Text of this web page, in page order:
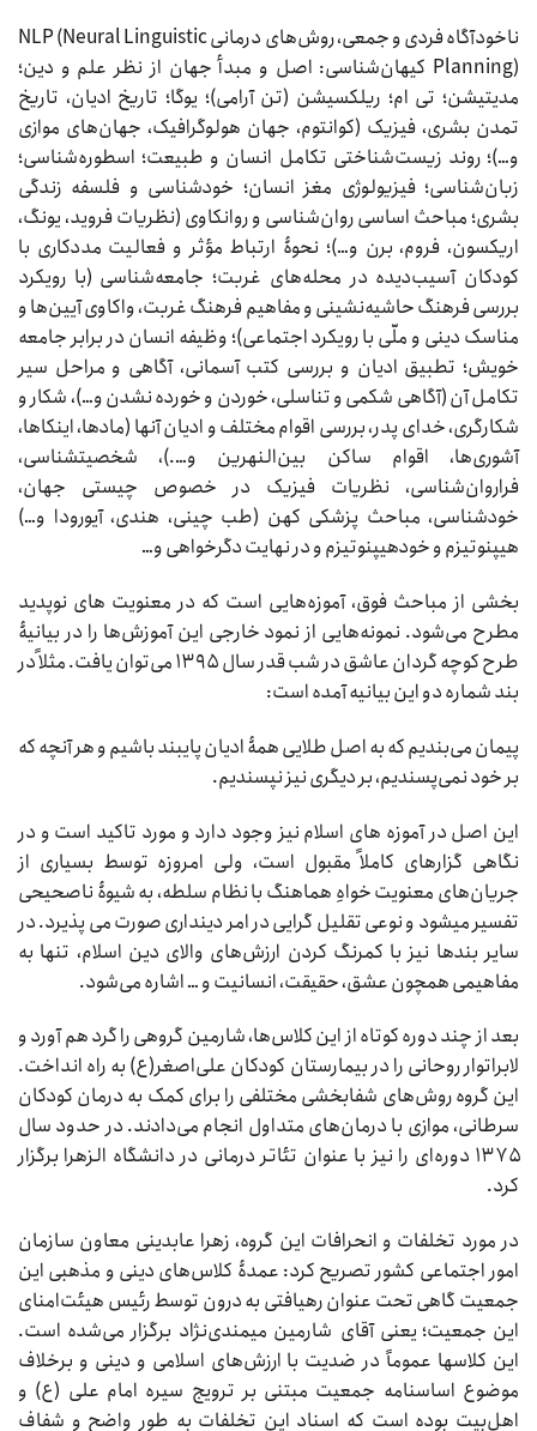
ناخودآگاه فردی و جمعی، روش‌های درمانی NLP (Neural Linguistic
Planning) کیهان‌شناسی: اصل و مبدأ جهان از نظر علم و دین؛
مدیتیشن؛ تی ام؛ ریلکسیشن (تن ‏آرامی)؛ یوگا؛ تاریخ ادیان، تاریخ
تمدن بشری، فیزیک (کوانتوم، جهان هولوگرافیک، جهان‌های موازی
و…)؛ روند زیست‌شناختی تکامل انسان و طبیعت؛ اسطوره‌شناسی؛
زبان‌شناسی؛ فیزیولوژی مغز انسان؛ خودشناسی و فلسفه زندگی
بشری؛ مباحث اساسی روان‌شناسی و روانکاوی (نظریات فروید، یونگ،
اریکسون، فروم، برن و…)؛ نحوۀ ارتباط مؤثر و فعالیت مددکاری با
کودکان آسیب‌دیده در محله‌های غربت؛ جامعه‌شناسی (با رویکرد
بررسی فرهنگ حاشیه‌نشینی و مفاهیم فرهنگ غربت، واکاوی آیین‌ها و
مناسک دینی و ملّی با رویکرد اجتماعی)؛ وظیفه انسان در برابر جامعه
خویش؛ تطبیق ادیان و بررسی کتب آسمانی، آگاهی و مراحل سیر
تکامل آن (آگاهی شکمی و تناسلی، خوردن و خورده نشدن و…)، شکار و
شکارگری، خدای پدر، بررسی اقوام مختلف و ادیان آنها (مادها، اینکاها،
آشوری‌ها، اقوام ساکن بین‌النهرین و….)، شخصیت‏شناسی،
فراروان‌شناسی، نظریات فیزیک در خصوص چیستی جهان،
خودشناسی، مباحث پزشکی کهن (طب چینی، هندی، آیورودا و…)
هیپنوتیزم و خودهیپنوتیزم و در نهایت دگرخواهی و…
بخشی از مباحث فوق، آموزه‌هایی است که در معنویت های نوپدید
مطرح می‌شود. نمونه‌هایی از نمود خارجی این آموزش‌ها را در بیانیۀ
طرح کوچه گردان عاشق در شب قدر سال ۱۳۹۵ می‌توان یافت. مثلاً در
بند شماره دو این بیانیه آمده است:
پیمان می‌بندیم که به اصل طلایی همۀ ادیان پایبند باشیم و هر آنچه که
بر خود نمی‌پسندیم، بر دیگری نیز نپسندیم.
این اصل در آموزه های اسلام نیز وجود دارد و مورد تاکید است و در
نگاهی گزاره‏ای کاملاً مقبول است، ولی امروزه توسط بسیاری از
جریان‌های معنویت ‏خواهِ هماهنگ با نظام سلطه، به شیوۀ ناصحیحی
تفسیر می‏شود و نوعی تقلیل‏ گرایی در امر دینداری صورت می پذیرد. در
سایر بندها نیز با کمرنگ کردن ارزش‌های والای دین اسلام، تنها به
مفاهیمی همچون عشق، حقیقت، انسانیت و … اشاره می‌شود.
بعد از چند دوره کوتاه از این کلاس‌ها، شارمین گروهی را گرد هم آورد و
لابراتوار روحانی را در بیمارستان کودکان علی‌اصغر(ع) به راه انداخت.
این گروه روش‌های شفابخشی مختلفی را برای کمک به درمان کودکان
سرطانی، موازی با درمان‌های متداول انجام می‌دادند. در حدود سال
۱۳۷۵ دوره‌ای را نیز با عنوان تئاتر درمانی در دانشگاه الزهرا برگزار
کرد.
در مورد تخلفات و انحرافات این گروه، زهرا عابدینی معاون سازمان
امور اجتماعی کشور تصریح کرد: عمدۀ کلاس‌های دینی و مذهبی این
جمعیت گاهی تحت عنوان رهیافتی به درون توسط رئیس هیئت‌امنای
این جمعیت؛ یعنی آقای شارمین میمندی‌نژاد برگزار می‌شده است.
این کلاس‏ها عموماً در ضدیت با ارزش‌های اسلامی و دینی و برخلاف
موضوع اساسنامه جمعیت مبتنی بر ترویج سیره امام علی (ع) و
اهل‌بیت بوده است که اسناد این تخلفات به طور واضح و شفاف